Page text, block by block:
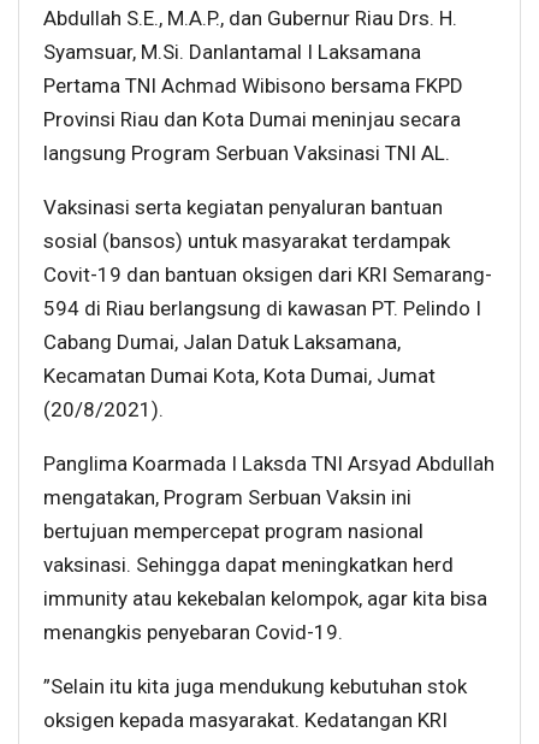
Abdullah S.E., M.A.P., dan Gubernur Riau Drs. H.
Syamsuar, M.Si. Danlantamal I Laksamana
Pertama TNI Achmad Wibisono bersama FKPD
Provinsi Riau dan Kota Dumai meninjau secara
langsung Program Serbuan Vaksinasi TNI AL.
Vaksinasi serta kegiatan penyaluran bantuan
sosial (bansos) untuk masyarakat terdampak
Covit-19 dan bantuan oksigen dari KRI Semarang-
594 di Riau berlangsung di kawasan PT. Pelindo I
Cabang Dumai, Jalan Datuk Laksamana,
Kecamatan Dumai Kota, Kota Dumai, Jumat
(20/8/2021).
Panglima Koarmada I Laksda TNI Arsyad Abdullah
mengatakan, Program Serbuan Vaksin ini
bertujuan mempercepat program nasional
vaksinasi. Sehingga dapat meningkatkan herd
immunity atau kekebalan kelompok, agar kita bisa
menangkis penyebaran Covid-19.
”Selain itu kita juga mendukung kebutuhan stok
oksigen kepada masyarakat. Kedatangan KRI